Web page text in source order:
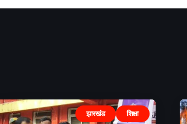
झारखंड शिक्षा